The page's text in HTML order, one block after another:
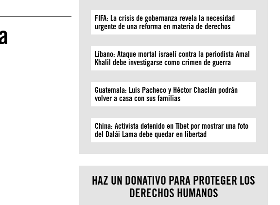
FIFA: La crisis de gobernanza revela la necesidad
urgente de una reforma en materia de derechos
Líbano: Ataque mortal israelí contra la periodista Amal
Khalil debe investigarse como crimen de guerra
Guatemala: Luis Pacheco y Héctor Chaclán podrán
volver a casa con sus familias
China: Activista detenido en Tíbet por mostrar una foto
del Dalái Lama debe quedar en libertad
HAZ UN DONATIVO PARA PROTEGER LOS
DERECHOS HUMANOS